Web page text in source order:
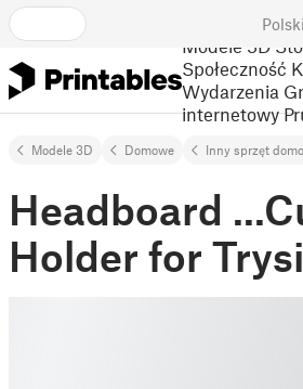
Polski
Modele 3D
Społeczność
Wydarzenia
internetowy
Modele 3D Domowe Inny sprzęt
Headboard
Holder for